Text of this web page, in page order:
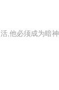
,他必须成为暗